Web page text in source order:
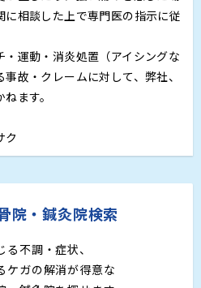
相談した上で専門医の指示に従
・運動・消炎処置（アイシングな
故・クレームに対して、弊社、
ます。
ク
院・鍼灸院検索
る不調・症状、
ケガの解消が得意な